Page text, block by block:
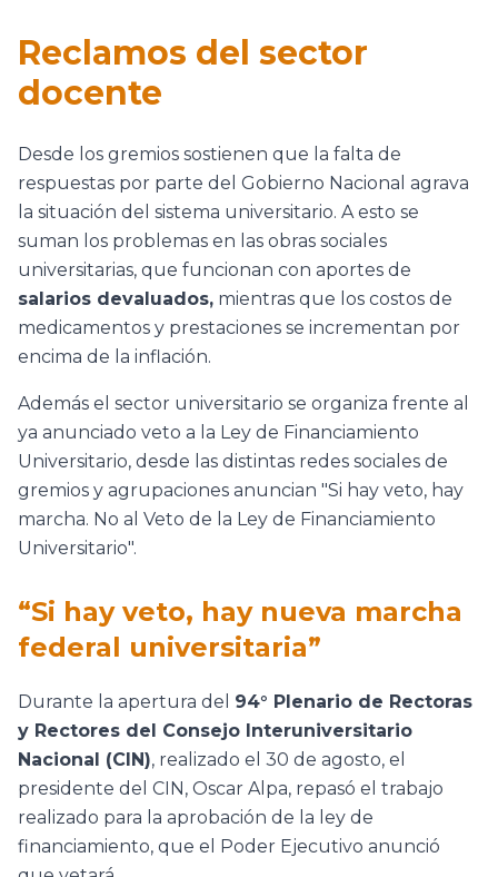
Reclamos del sector
docente
Desde los gremios sostienen que la falta de
respuestas por parte del Gobierno Nacional agrava
la situación del sistema universitario. A esto se
suman los problemas en las obras sociales
universitarias, que funcionan con aportes de
salarios devaluados, mientras que los costos de
medicamentos y prestaciones se incrementan por
encima de la inflación.
Además el sector universitario se organiza frente al
ya anunciado veto a la Ley de Financiamiento
Universitario, desde las distintas redes sociales de
gremios y agrupaciones anuncian "Si hay veto, hay
marcha. No al Veto de la Ley de Financiamiento
Universitario".
“Si hay veto, hay nueva marcha
federal universitaria”
Durante la apertura del 94° Plenario de Rectoras
y Rectores del Consejo Interuniversitario
Nacional (CIN), realizado el 30 de agosto, el
presidente del CIN, Oscar Alpa, repasó el trabajo
realizado para la aprobación de la ley de
financiamiento, que el Poder Ejecutivo anunció